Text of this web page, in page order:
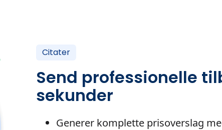
Citater
Send professionelle
sekunder
Generer komplette prisoverslag